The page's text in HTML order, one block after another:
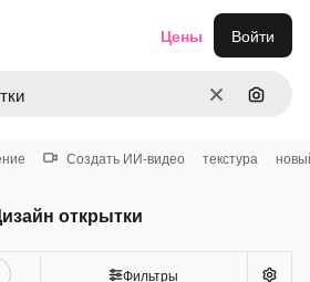
ОчиститьПоиск
Цены Войти
Создать ИИ-видео текстура
открытки
Фильтры